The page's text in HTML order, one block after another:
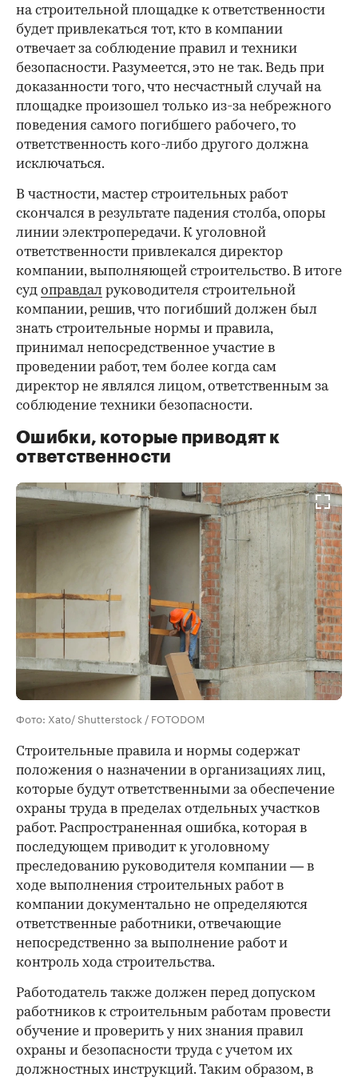
на строительной площадке к ответственности
будет привлекаться тот, кто в компании
отвечает за соблюдение правил и техники
безопасности. Разумеется, это не так. Ведь при
доказанности того, что несчастный случай на
площадке произошел только из-за небрежного
поведения самого погибшего рабочего, то
ответственность кого-либо другого должна
исключаться.
В частности, мастер строительных работ
скончался в результате падения столба, опоры
линии электропередачи. К уголовной
ответственности привлекался директор
компании, выполняющей строительство. В итоге
суд оправдал руководителя строительной
компании, решив, что погибший должен был
знать строительные нормы и правила,
принимал непосредственное участие в
проведении работ, тем более когда сам
директор не являлся лицом, ответственным за
соблюдение техники безопасности.
Ошибки, которые приводят к
ответственности
Фото: Xato/ Shutterstock / FOTODOM
Строительные правила и нормы содержат
положения о назначении в организациях лиц,
которые будут ответственными за обеспечение
охраны труда в пределах отдельных участков
работ. Распространенная ошибка, которая в
последующем приводит к уголовному
преследованию руководителя компании — в
ходе выполнения строительных работ в
компании документально не определяются
ответственные работники, отвечающие
непосредственно за выполнение работ и
контроль хода строительства.
Работодатель также должен перед допуском
работников к строительным работам провести
обучение и проверить у них знания правил
охраны и безопасности труда с учетом их
должностных инструкций. Таким образом, в